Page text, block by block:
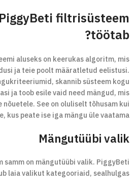
filtrisüsteem
töötab?
aluseks on keerukas algoritm, mis
ja teie poolt määratletud eelistusi.
skannib süsteem kogu
ja toob esile vaid need mängud, mis
nõuetele. See on oluliselt tõhusam kui
peate ise iga mängu üle vaatama.
Mängutüübi valik
samm on mängutüübi valik. PiggyBeti
laia valikut kategooriaid, sealhulgas: